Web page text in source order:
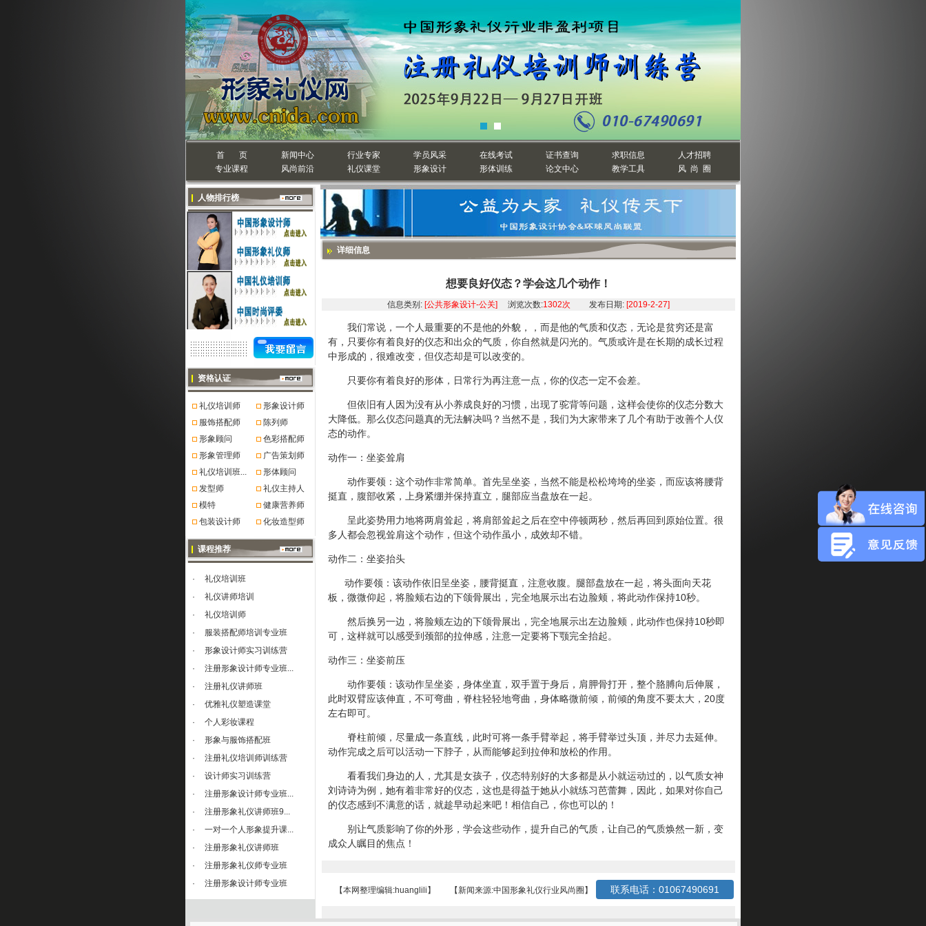
首 页 新闻中心 行业专家 学员风采 在线考试 证书查询 求职信息
人才招聘
专业课程
风尚前沿 礼仪课堂 形象设计 形体训练 论文中心 教学工具 风 尚 圈
人物排行榜
资格认证
礼仪培训师
形象设计师
服饰搭配师
陈列师
形象顾问
色彩搭配师
形象管理师
广告策划师
礼仪培训班...
形体顾问
发型师
礼仪主持人
模特
健康营养师
包装设计师
化妆造型师
课程推荐
·
礼仪培训班
·
礼仪讲师培训
·
礼仪培训师
·
服装搭配师培训专业班
·
形象设计师实习训练营
·
注册形象设计师专业班...
·
注册礼仪讲师班
·
优雅礼仪塑造课堂
·
个人彩妆课程
·
形象与服饰搭配班
·
注册礼仪培训师训练营
·
设计师实习训练营
·
注册形象设计师专业班...
·
注册形象礼仪讲师班9...
·
一对一个人形象提升课...
·
注册形象礼仪讲师班
·
注册形象礼仪师专业班
·
注册形象设计师专业班
详细信息
想要良好仪态？学会这几个动作！
信息类别: [公共形象设计-公关] 浏览次数:1302次 发布日期: [2019-2-27]
我们常说，一个人最重要的不是他的外貌，，而是他的气质和仪态，无论是贫穷还是富
有，只要你有着良好的仪态和出众的气质，你自然就是闪光的。气质或许是在长期的成长过程
中形成的，很难改变，但仪态却是可以改变的。
只要你有着良好的形体，日常行为再注意一点，你的仪态一定不会差。
但依旧有人因为没有从小养成良好的习惯，出现了驼背等问题，这样会使你的仪态分数大
大降低。那么仪态问题真的无法解决吗？当然不是，我们为大家带来了几个有助于改善个人仪
态的动作。
动作一：坐姿耸肩
动作要领：这个动作非常简单。首先呈坐姿，当然不能是松松垮垮的坐姿，而应该将腰背
挺直，腹部收紧，上身紧绷并保持直立，腿部应当盘放在一起。
呈此姿势用力地将两肩耸起，将肩部耸起之后在空中停顿两秒，然后再回到原始位置。很
多人都会忽视耸肩这个动作，但这个动作虽小，成效却不错。
动作二：坐姿抬头
动作要领：该动作依旧呈坐姿，腰背挺直，注意收腹。腿部盘放在一起，将头面向天花
板，微微仰起，将脸颊右边的下颌骨展出，完全地展示出右边脸颊，将此动作保持10秒。
然后换另一边，将脸颊左边的下颌骨展出，完全地展示出左边脸颊，此动作也保持10秒即
可，这样就可以感受到颈部的拉伸感，注意一定要将下颚完全抬起。
动作三：坐姿前压
动作要领：该动作呈坐姿，身体坐直，双手置于身后，肩胛骨打开，整个胳膊向后伸展，
此时双臂应该伸直，不可弯曲，脊柱轻轻地弯曲，身体略微前倾，前倾的角度不要太大，20度
左右即可。
脊柱前倾，尽量成一条直线，此时可将一条手臂举起，将手臂举过头顶，并尽力去延伸。
动作完成之后可以活动一下脖子，从而能够起到拉伸和放松的作用。
看看我们身边的人，尤其是女孩子，仪态特别好的大多都是从小就运动过的，以气质女神
刘诗诗为例，她有着非常好的仪态，这也是得益于她从小就练习芭蕾舞，因此，如果对你自己
的仪态感到不满意的话，就趁早动起来吧！相信自己，你也可以的！
别让气质影响了你的外形，学会这些动作，提升自己的气质，让自己的气质焕然一新，变
成众人瞩目的焦点！
【本网整理编辑:huanglili】 【新闻来源:中国形象礼仪行业风尚圈】 联系电话：01067490691